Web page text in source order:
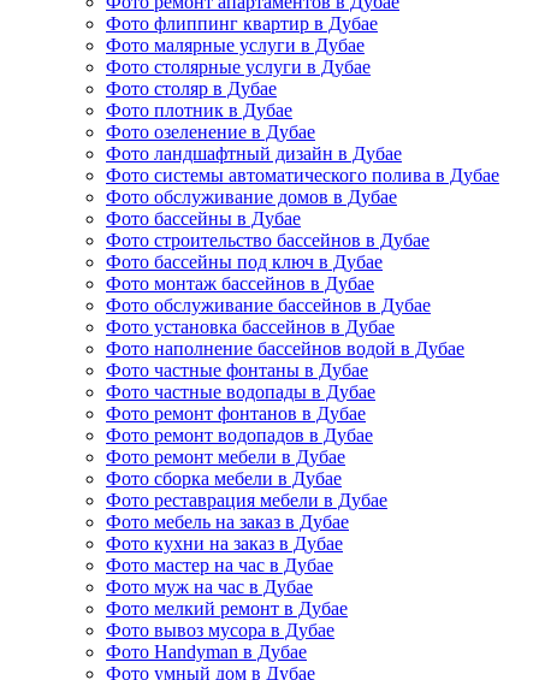
Фото флиппинг квартир в Дубае
Фото малярные услуги в Дубае
Фото столярные услуги в Дубае
Фото столяр в Дубае
Фото плотник в Дубае
Фото озеленение в Дубае
Фото ландшафтный дизайн в Дубае
Фото системы автоматического полива в Дубае
Фото обслуживание домов в Дубае
Фото бассейны в Дубае
Фото строительство бассейнов в Дубае
Фото бассейны под ключ в Дубае
Фото монтаж бассейнов в Дубае
Фото обслуживание бассейнов в Дубае
Фото установка бассейнов в Дубае
Фото наполнение бассейнов водой в Дубае
Фото частные фонтаны в Дубае
Фото частные водопады в Дубае
Фото ремонт фонтанов в Дубае
Фото ремонт водопадов в Дубае
Фото ремонт мебели в Дубае
Фото сборка мебели в Дубае
Фото реставрация мебели в Дубае
Фото мебель на заказ в Дубае
Фото кухни на заказ в Дубае
Фото мастер на час в Дубае
Фото муж на час в Дубае
Фото мелкий ремонт в Дубае
Фото вывоз мусора в Дубае
Фото Handyman в Дубае
Фото умный дом в Дубае